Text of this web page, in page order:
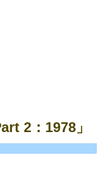
2：1978」